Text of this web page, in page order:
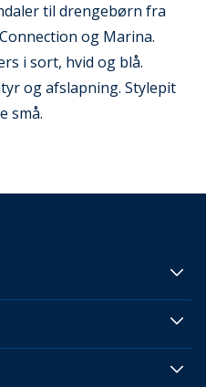
til drengebørn fra
og Marina.
i sort, hvid og blå.
og afslapning. Stylepit
små.